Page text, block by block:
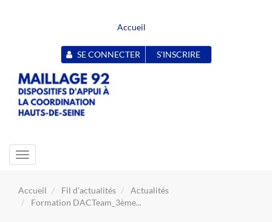
Accueil
SE CONNECTER S'INSCRIRE
Toggle
navigation
Accueil Fil d'actualités
Actualités
Formation DACTeam_3ème...